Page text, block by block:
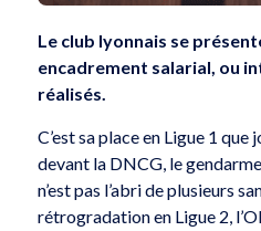
Le club lyonnais se
encadrement salarial, ou
réalisés.
C’est sa place en Ligue 1
devant la DNCG, le
n’est pas l’abri de plusieurs
rétrogradation en Ligue 2,